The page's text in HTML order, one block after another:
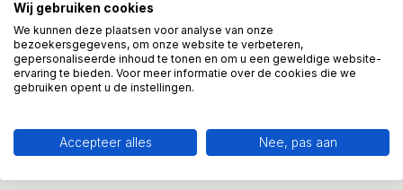
Meer informatie?
We helpen graag met uw keuze of geven advies, bel of app
ons 7 dagen per week: 06-23643267
Klantenservice
Wij gebruiken cookies
We kunnen deze plaatsen voor analyse van onze
bezoekersgegevens, om onze website te verbeteren,
gepersonaliseerde inhoud te tonen en om u een geweldige website-
ervaring te bieden. Voor meer informatie over de cookies die we
gebruiken opent u de instellingen.
Accepteer alles Nee, pas aan